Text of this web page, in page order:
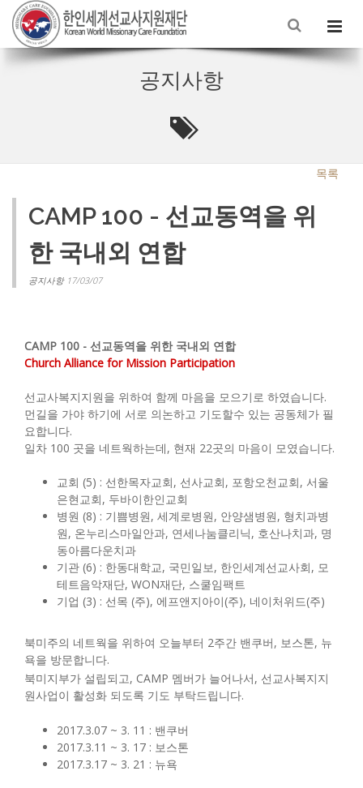
공지사항
목록
CAMP 100 - 선교동역을 위
한 국내외 연합
공지사항 17/03/07
CAMP 100 - 선교동역을 위한 국내외 연합
Church Alliance for Mission Participation
선교사복지지원을 위하여 함께 마음을 모으기로 하였습니다.
먼길을 가야 하기에 서로 의논하고 기도할수 있는 공동체가 필
요합니다.
일차 100 곳을 네트웍하는데, 현재 22곳의 마음이 모였습니다.
교회 (5) : 선한목자교회, 선사교회, 포항오천교회, 서울
은현교회, 두바이한인교회
병원 (8) : 기쁨병원, 세계로병원, 안양샘병원, 형치과병
원, 온누리스마일안과, 연세나눔클리닉, 호산나치과, 명
동아름다운치과
기관 (6) : 한동대학교, 국민일보, 한인세계선교사회, 모
테트음악재단, WON재단, 스쿨임팩트
기업 (3) : 선목 (주), 에프앤지아이(주), 네이처위드(주)
북미주의 네트웍을 위하여 오늘부터 2주간 밴쿠버, 보스톤, 뉴
욕을 방문합니다.
북미지부가 설립되고, CAMP 멤버가 늘어나서, 선교사복지지
원사업이 활성화 되도록 기도 부탁드립니다.
2017.3.07 ~ 3. 11 : 밴쿠버
2017.3.11 ~ 3. 17 : 보스톤
2017.3.17 ~ 3. 21 : 뉴욕